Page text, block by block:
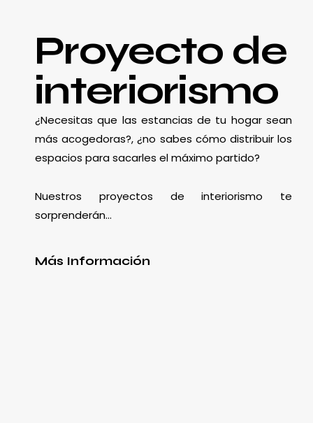
Proyecto de
interiorismo
¿Necesitas que las estancias de tu hogar sean
más acogedoras?, ¿no sabes cómo distribuir los
espacios para sacarles el máximo partido?
Nuestros proyectos de interiorismo te
sorprenderán…
Más Información